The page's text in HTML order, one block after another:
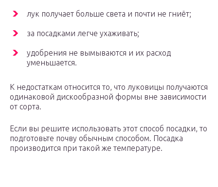
лук получает больше света и почти не гниёт;
за посадками легче ухаживать;
удобрения не вымываются и их расход
уменьшается.
К недостаткам относится то, что луковицы получаются
одинаковой дискообразной формы вне зависимости
от сорта.
Если вы решите использовать этот способ посадки, то
подготовьте почву обычным способом. Посадка
производится при такой же температуре.